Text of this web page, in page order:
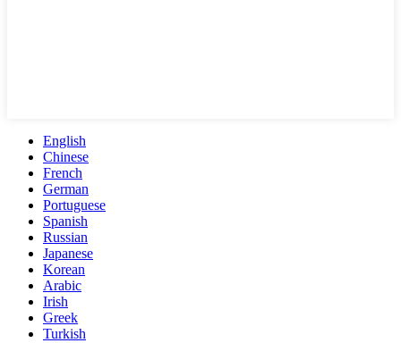
English
Chinese
French
German
Portuguese
Spanish
Russian
Japanese
Korean
Arabic
Irish
Greek
Turkish